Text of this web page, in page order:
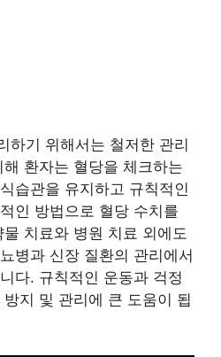
하기 위해서는 철저한 관리
환자는 혈당을 체크하는
습관을 유지하고 규칙적인
인 방법으로 혈당 수치를
치료와 병원 치료 외에도
병과 신장 질환의 관리에서
다. 규칙적인 운동과 걱정
지 및 관리에 큰 도움이 됩